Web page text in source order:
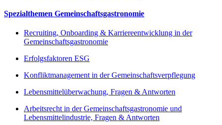
Spezialthemen Gemeinschaftsgastronomie
Recruiting, Onboarding & Karriereentwicklung in der
Gemeinschaftsgastronomie
Erfolgsfaktoren ESG
Konfliktmanagement in der Gemeinschaftsverpflegung
Lebensmittelüberwachung, Fragen & Antworten
Arbeitsrecht in der Gemeinschaftsgastronomie und
Lebensmittelindustrie, Fragen & Antworten